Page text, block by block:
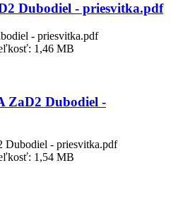
Dubodiel - priesvitka.pdf
- priesvitka.pdf
1,46 MB
ZaD2 Dubodiel -
Dubodiel - priesvitka.pdf
1,54 MB